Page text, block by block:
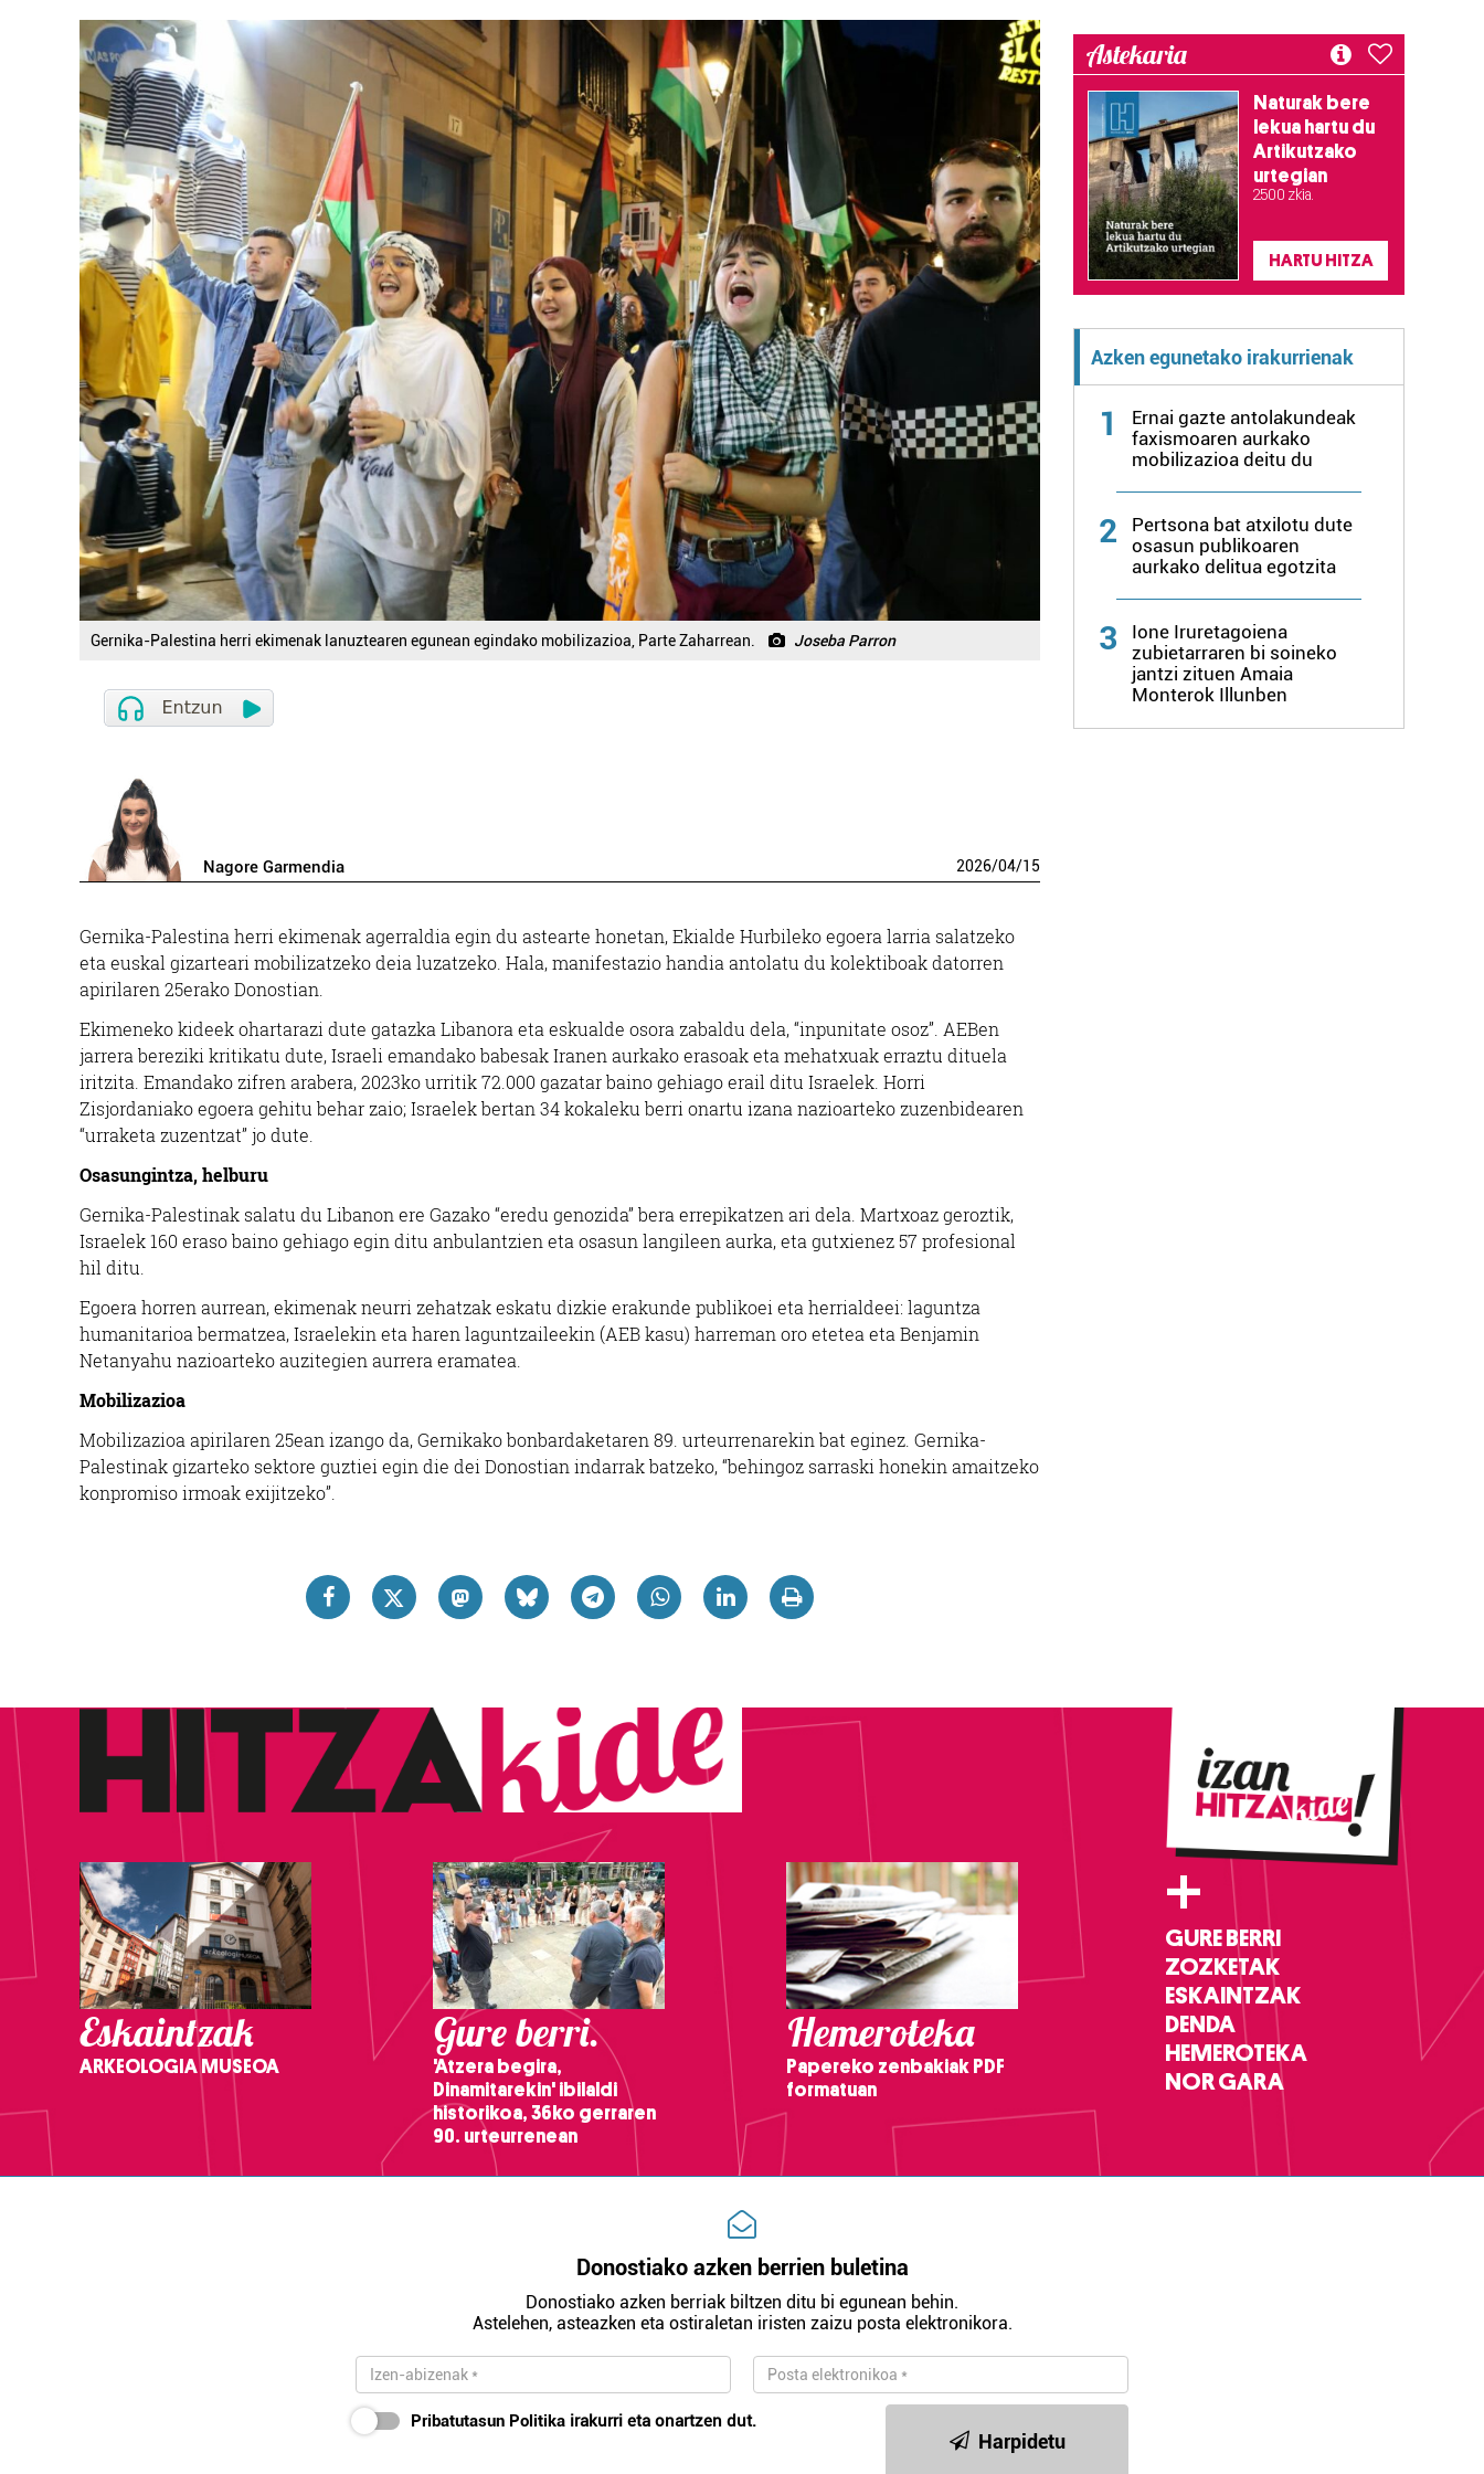
Gernika-Palestina herri ekimenak lanuztearen egunean egindako mobilizazioa, Parte Zaharrean. Joseba Parron
Nagore Garmendia 2026/04/15
Gernika-Palestina herri ekimenak agerraldia egin du astearte honetan, Ekialde Hurbileko egoera larria salatzeko
eta euskal gizarteari mobilizatzeko deia luzatzeko. Hala, manifestazio handia antolatu du kolektiboak datorren
apirilaren 25erako Donostian.
Ekimeneko kideek ohartarazi dute gatazka Libanora eta eskualde osora zabaldu dela, “inpunitate osoz”. AEBen
jarrera bereziki kritikatu dute, Israeli emandako babesak Iranen aurkako erasoak eta mehatxuak erraztu dituela
iritzita. Emandako zifren arabera, 2023ko urritik 72.000 gazatar baino gehiago erail ditu Israelek. Horri
Zisjordaniako egoera gehitu behar zaio; Israelek bertan 34 kokaleku berri onartu izana nazioarteko zuzenbidearen
“urraketa zuzentzat” jo dute.
Osasungintza, helburu
Gernika-Palestinak salatu du Libanon ere Gazako “eredu genozida” bera errepikatzen ari dela. Martxoaz geroztik,
Israelek 160 eraso baino gehiago egin ditu anbulantzien eta osasun langileen aurka, eta gutxienez 57 profesional
hil ditu.
Egoera horren aurrean, ekimenak neurri zehatzak eskatu dizkie erakunde publikoei eta herrialdeei: laguntza
humanitarioa bermatzea, Israelekin eta haren laguntzaileekin (AEB kasu) harreman oro etetea eta Benjamin
Netanyahu nazioarteko auzitegien aurrera eramatea.
Mobilizazioa
Mobilizazioa apirilaren 25ean izango da, Gernikako bonbardaketaren 89. urteurrenarekin bat eginez. Gernika-
Palestinak gizarteko sektore guztiei egin die dei Donostian indarrak batzeko, “behingoz sarraski honekin amaitzeko
konpromiso irmoak exijitzeko”.
Astekaria
Naturak bere
lekua hartu du
Artikutzako
urtegian
2.500 zkia.
HARTU HITZA
Azken egunetako irakurrienak
1
Ernai gazte antolakundeak
faxismoaren aurkako
mobilizazioa deitu du
2
Pertsona bat atxilotu dute
osasun publikoaren
aurkako delitua egotzita
3
Ione Iruretagoiena
zubietarraren bi soineko
jantzi zituen Amaia
Monterok Illunben
Eskaintzak
ARKEOLOGIA MUSEOA
Gure berri.
'Atzera begira,
Dinamitarekin' ibilaldi
historikoa, 36ko gerraren
90. urteurrenean
Hemeroteka
Papereko zenbakiak PDF
formatuan
+
GURE BERRI
ZOZKETAK
ESKAINTZAK
DENDA
HEMEROTEKA
NOR GARA
Donostiako azken berrien buletina
Donostiako azken berriak biltzen ditu bi egunean behin.
Astelehen, asteazken eta ostiraletan iristen zaizu posta elektronikora.
Pribatutasun Politika irakurri eta onartzen dut.
Harpidetu